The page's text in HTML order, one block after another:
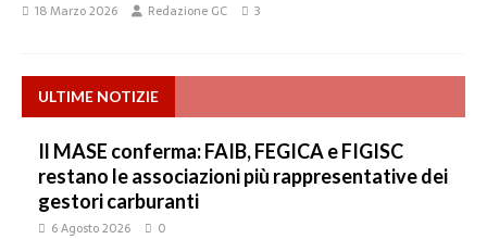
18 Marzo 2026 Redazione GC 3
ULTIME NOTIZIE
Il MASE conferma: FAIB, FEGICA e FIGISC
restano le associazioni più rappresentative dei
gestori carburanti
6 Agosto 2026 0